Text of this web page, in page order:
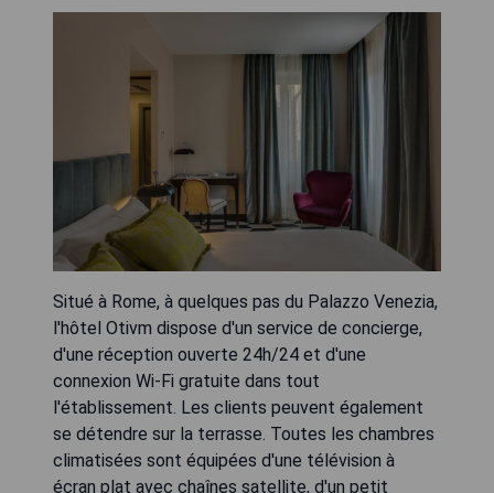
Situé à Rome, à quelques pas du Palazzo Venezia,
l'hôtel Otivm dispose d'un service de concierge,
d'une réception ouverte 24h/24 et d'une
connexion Wi-Fi gratuite dans tout
l'établissement. Les clients peuvent également
se détendre sur la terrasse. Toutes les chambres
climatisées sont équipées d'une télévision à
écran plat avec chaînes satellite, d'un petit